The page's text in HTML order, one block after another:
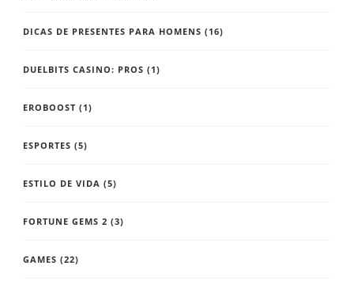
DICAS DE PRESENTES PARA HOMENS (16)
DUELBITS CASINO: PROS (1)
EROBOOST (1)
ESPORTES (5)
ESTILO DE VIDA (5)
FORTUNE GEMS 2 (3)
GAMES (22)